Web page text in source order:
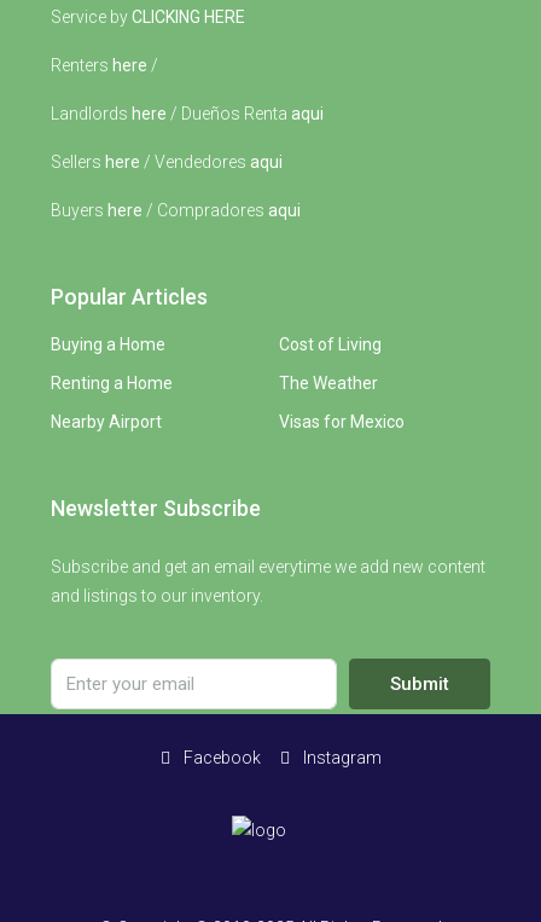
Service byCLICKING HERE
Renters here /
Landlords here / Dueños Renta aqui
Sellers here / Vendedores aqui
Buyers here / Compradores aqui
Popular Articles
Buying a Home
Renting a Home
Nearby Airport
Cost of Living
The Weather
Visas for Mexico
Newsletter Subscribe
Subscribe and get an email everytime we add new content
and listings to our inventory.
Submit
Facebook Instagram